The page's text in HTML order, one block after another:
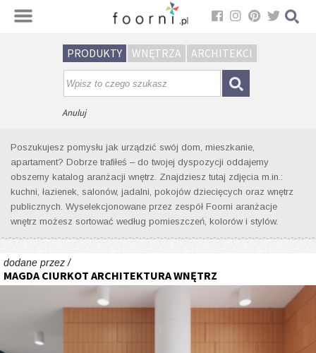
PRODUKTY WNĘTRZA ARCHITEKCI
Anuluj
Wyniki wyszukiwania wnętrz dla
tagu: pomarańczowa ściana
Poszukujesz pomysłu jak urządzić swój dom, mieszkanie,
apartament? Dobrze trafiłeś – do twojej dyspozycji oddajemy
obszerny katalog aranżacji wnętrz. Znajdziesz tutaj zdjęcia m.in.:
kuchni, łazienek, salonów, jadalni, pokojów dziecięcych oraz wnętrz
publicznych. Wyselekcjonowane przez zespół Foorni aranżacje
wnętrz możesz sortować według pomieszczeń, kolorów i stylów.
dodane przez /
MAGDA CIURKOT ARCHITEKTURA WNĘTRZ